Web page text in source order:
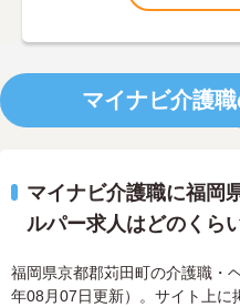
マイナビ介護
マイナビ介護職に福岡
ルパー求人はどのくら
福岡県京都郡苅田町の介護職・
年08月07日更新）。サイト上に